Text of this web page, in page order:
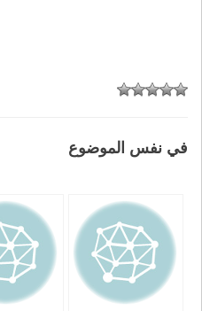
في نفس الموضوع